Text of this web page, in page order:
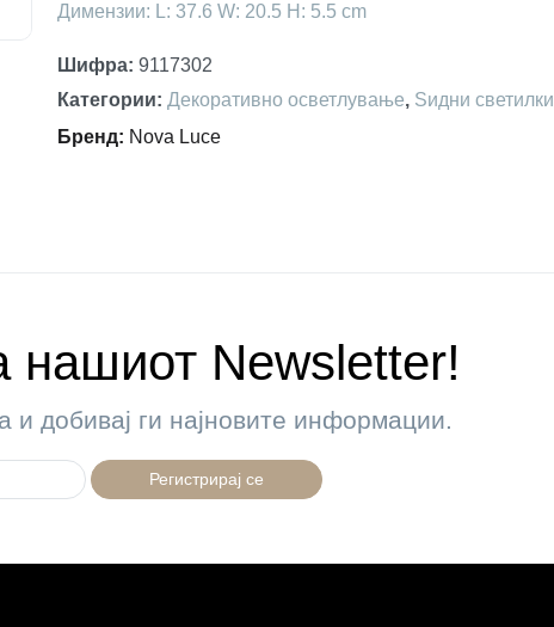
Димензии: L: 37.6 W: 20.5 H: 5.5 cm
Шифра: 9117302
Категории: Декоративно осветлување, Ѕидни светилки
Бренд: Nova Luce
нашиот Newsletter!
и добивај ги најновите информации.
Регистрирај се